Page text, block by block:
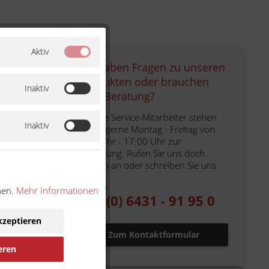
Roller
zum
Sie haben Fragen zu unseren
Produkten oder brauchen
eine Beratung?
Unsere Service-Mitarbeiter stehen
Ihnen gerne Montag - Freitag von
9:00 Uhr - 17:00 Uhr zur
Verfügung. Rufen Sie uns doch
einfach an oder schreiben Sie uns.
Telefon
+49 (0) 6431 - 91 95 0
Zum Kontaktformular
Aktiv
Inaktiv
Inaktiv
Mehr Informationen